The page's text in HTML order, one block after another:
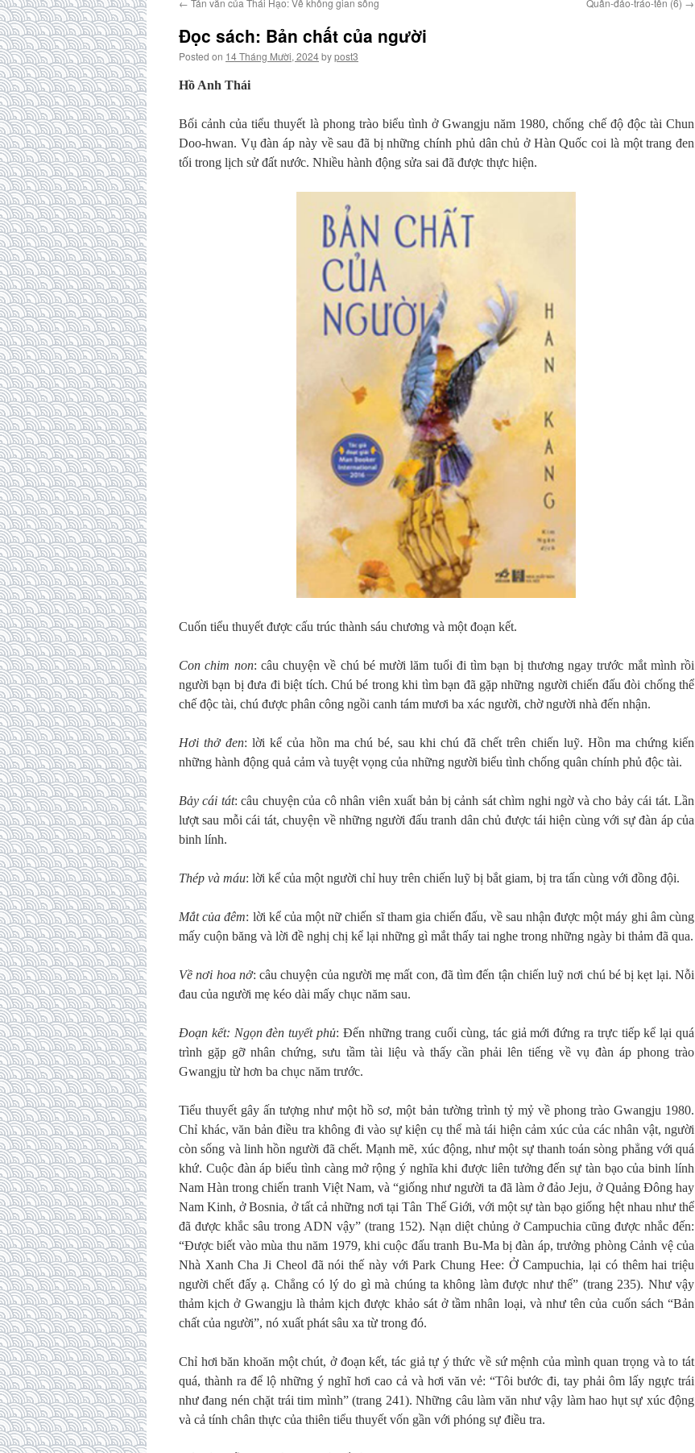
← Tản văn của Thái Hạo: Về không gian sống Quần-đảo-tráo-tên (6) →
Đọc sách: Bản chất của người
Posted on 14 Tháng Mười, 2024bypost3
Hồ Anh Thái
Bối cảnh của tiểu thuyết là phong trào biểu tình ở Gwangju năm 1980, chống chế độ độc tài Chun
Doo-hwan. Vụ đàn áp này về sau đã bị những chính phủ dân chủ ở Hàn Quốc coi là một trang đen
tối trong lịch sử đất nước. Nhiều hành động sửa sai đã được thực hiện.
Cuốn tiểu thuyết được cấu trúc thành sáu chương và một đoạn kết.
Con chim non: câu chuyện về chú bé mười lăm tuổi đi tìm bạn bị thương ngay trước mắt mình rồi
người bạn bị đưa đi biệt tích. Chú bé trong khi tìm bạn đã gặp những người chiến đấu đòi chống thể
chế độc tài, chú được phân công ngồi canh tám mươi ba xác người, chờ người nhà đến nhận.
Hơi thở đen: lời kể của hồn ma chú bé, sau khi chú đã chết trên chiến luỹ. Hồn ma chứng kiến
những hành động quả cảm và tuyệt vọng của những người biểu tình chống quân chính phủ độc tài.
Bảy cái tát: câu chuyện của cô nhân viên xuất bản bị cảnh sát chìm nghi ngờ và cho bảy cái tát. Lần
lượt sau mỗi cái tát, chuyện về những người đấu tranh dân chủ được tái hiện cùng với sự đàn áp của
binh lính.
Thép và máu: lời kể của một người chỉ huy trên chiến luỹ bị bắt giam, bị tra tấn cùng với đồng đội.
Mắt của đêm: lời kể của một nữ chiến sĩ tham gia chiến đấu, về sau nhận được một máy ghi âm cùng
mấy cuộn băng và lời đề nghị chị kể lại những gì mắt thấy tai nghe trong những ngày bi thảm đã qua.
Về nơi hoa nở: câu chuyện của người mẹ mất con, đã tìm đến tận chiến luỹ nơi chú bé bị kẹt lại. Nỗi
đau của người mẹ kéo dài mấy chục năm sau.
Đoạn kết: Ngọn đèn tuyết phủ: Đến những trang cuối cùng, tác giả mới đứng ra trực tiếp kể lại quá
trình gặp gỡ nhân chứng, sưu tầm tài liệu và thấy cần phải lên tiếng về vụ đàn áp phong trào
Gwangju từ hơn ba chục năm trước.
Tiểu thuyết gây ấn tượng như một hồ sơ, một bản tường trình tỷ mỷ về phong trào Gwangju 1980.
Chỉ khác, văn bản điều tra không đi vào sự kiện cụ thể mà tái hiện cảm xúc của các nhân vật, người
còn sống và linh hồn người đã chết. Mạnh mẽ, xúc động, như một sự thanh toán sòng phẳng với quá
khứ. Cuộc đàn áp biểu tình càng mở rộng ý nghĩa khi được liên tưởng đến sự tàn bạo của binh lính
Nam Hàn trong chiến tranh Việt Nam, và “giống như người ta đã làm ở đảo Jeju, ở Quảng Đông hay
Nam Kinh, ở Bosnia, ở tất cả những nơi tại Tân Thế Giới, với một sự tàn bạo giống hệt nhau như thể
đã được khắc sâu trong ADN vậy” (trang 152). Nạn diệt chủng ở Campuchia cũng được nhắc đến:
“Được biết vào mùa thu năm 1979, khi cuộc đấu tranh Bu-Ma bị đàn áp, trưởng phòng Cảnh vệ của
Nhà Xanh Cha Ji Cheol đã nói thế này với Park Chung Hee: Ở Campuchia, lại có thêm hai triệu
người chết đấy ạ. Chẳng có lý do gì mà chúng ta không làm được như thế” (trang 235). Như vậy
thảm kịch ở Gwangju là thảm kịch được khảo sát ở tầm nhân loại, và như tên của cuốn sách “Bản
chất của người”, nó xuất phát sâu xa từ trong đó.
Chỉ hơi băn khoăn một chút, ở đoạn kết, tác giả tự ý thức về sứ mệnh của mình quan trọng và to tát
quá, thành ra để lộ những ý nghĩ hơi cao cả và hơi văn vẻ: “Tôi bước đi, tay phải ôm lấy ngực trái
như đang nén chặt trái tim mình” (trang 241). Những câu làm văn như vậy làm hao hụt sự xúc động
và cả tính chân thực của thiên tiểu thuyết vốn gần với phóng sự điều tra.